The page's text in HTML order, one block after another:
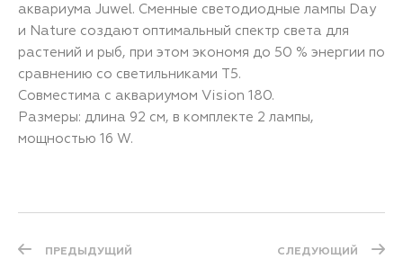
аквариума Juwel. Сменные светодиодные лампы Day
и Nature создают оптимальный спектр света для
растений и рыб, при этом экономя до 50 % энергии по
сравнению со светильниками T5.
Совместима с аквариумом Vision 180.
Размеры: длина 92 см, в комплекте 2 лампы,
мощностью 16 W.
ПРЕДЫДУЩИЙ
СЛЕДУЮЩИЙ